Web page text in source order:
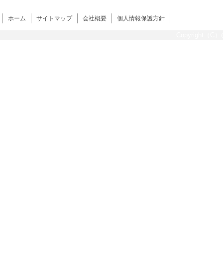
ホーム サイトマップ 会社概要 個人情報保護方針